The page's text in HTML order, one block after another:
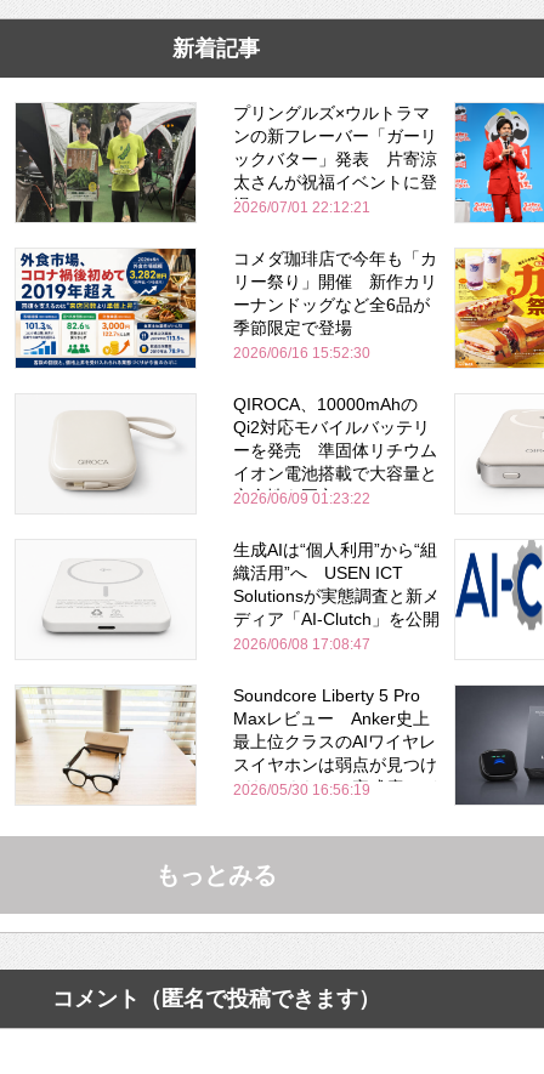
新着記事
プリングルズ×ウルトラマ
ンの新フレーバー「ガーリ
ックバター」発表 片寄涼
太さんが祝福イベントに登
場
2026/07/01 22:12:21
コメダ珈琲店で今年も「カ
リー祭り」開催 新作カリ
ーナンドッグなど全6品が
季節限定で登場
2026/06/16 15:52:30
QIROCA、10000mAhの
Qi2対応モバイルバッテリ
ーを発売 準固体リチウム
イオン電池搭載で大容量と
安全性を両立
2026/06/09 01:23:22
生成AIは“個人利用”から“組
織活用”へ USEN ICT
Solutionsが実態調査と新メ
ディア「AI-Clutch」を公開
2026/06/08 17:08:47
Soundcore Liberty 5 Pro
Maxレビュー Anker史上
最上位クラスのAIワイヤレ
スイヤホンは弱点が見つけ
づらいくらいの完成度にび
Bose並み
2026/05/30 16:56:19
もっとみる
コメント（匿名で投稿できます）